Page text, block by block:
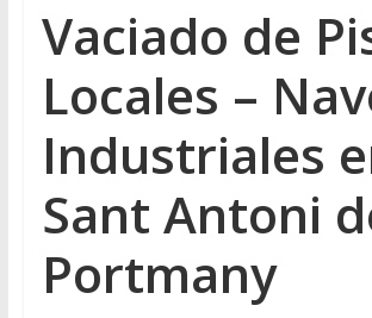
Vaciado de
Locales –
Industriales
Sant Antoni
Portmany